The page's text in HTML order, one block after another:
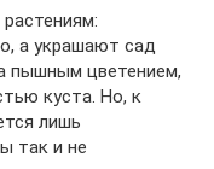
а украшают сад
пышным цветением,
куста. Но, к
лишь
так и не